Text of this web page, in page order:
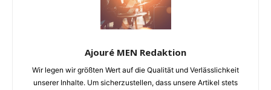
Ajouré MEN Redaktion
Wir legen wir größten Wert auf die Qualität und Verlässlichkeit
unserer Inhalte. Um sicherzustellen, dass unsere Artikel stets